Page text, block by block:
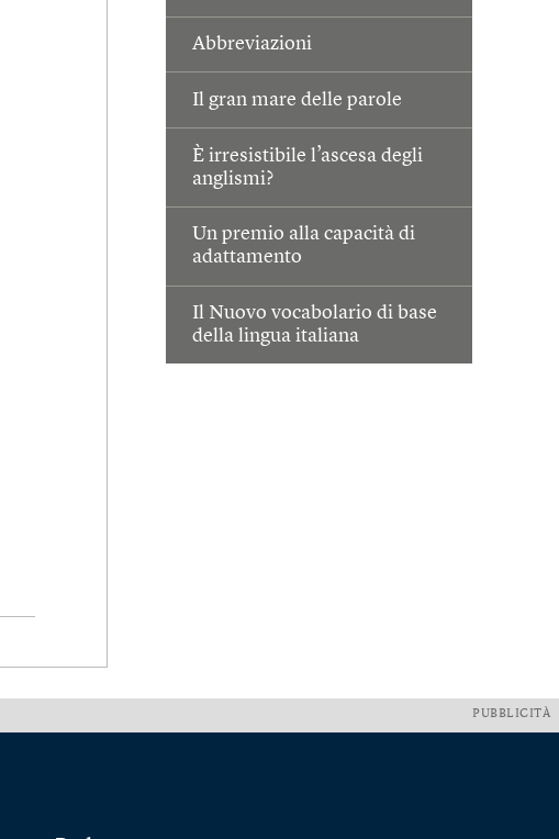
Abbreviazioni
Il gran mare delle parole
È irresistibile l’ascesa degli
anglismi?
Un premio alla capacità di
adattamento
Il Nuovo vocabolario di base
della lingua italiana
PUBBLICITÀ